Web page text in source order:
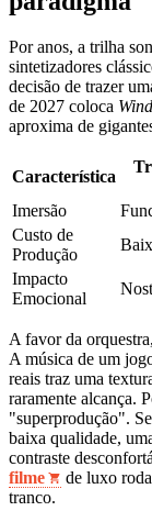
Por anos, a trilha
sintetizadores
decisão de trazer
de 2027 coloca
aproxima de
Característica
Imersão
Custo de
Produção
Impacto
Emocional
A favor da
A música de um
reais traz uma
raramente alcança.
"superprodução".
baixa qualidade,
contraste
filme
de luxo
tranco.